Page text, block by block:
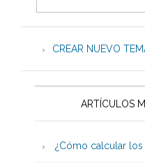
CREAR NUEVO
ARTÍCULOS
¿Cómo calcular